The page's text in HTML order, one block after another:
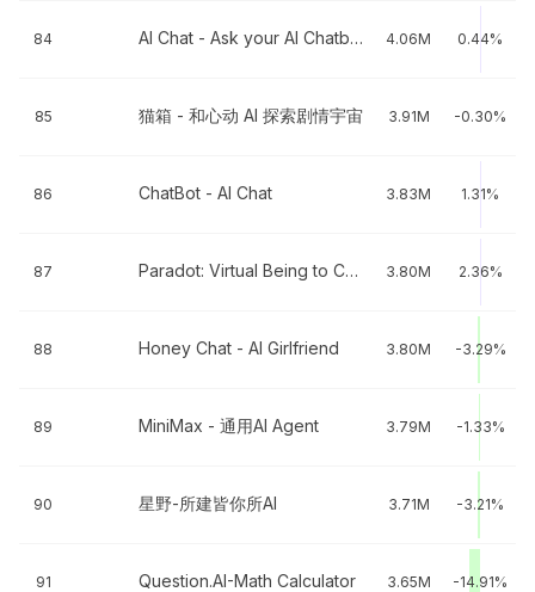
84 AI Chat - Ask your AI Chatbot 4.06M 0.44%
85 猫箱 - 和心动 AI 探索剧情宇宙 3.91M -0.30%
86 ChatBot - AI Chat 3.83M 1.31%
87 Paradot: Virtual Being to Chat 3.80M 2.36%
88 Honey Chat - AI Girlfriend 3.80M -3.29%
89 MiniMax - 通用AI Agent 3.79M -1.33%
90 星野-所建皆你所AI 3.71M -3.21%
91 Question.AI-Math Calculator 3.65M -14.91%